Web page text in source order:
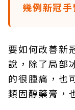
幾例新冠手
要如何改善新
說，除了局部
的很腫痛，也
類固醇藥膏，